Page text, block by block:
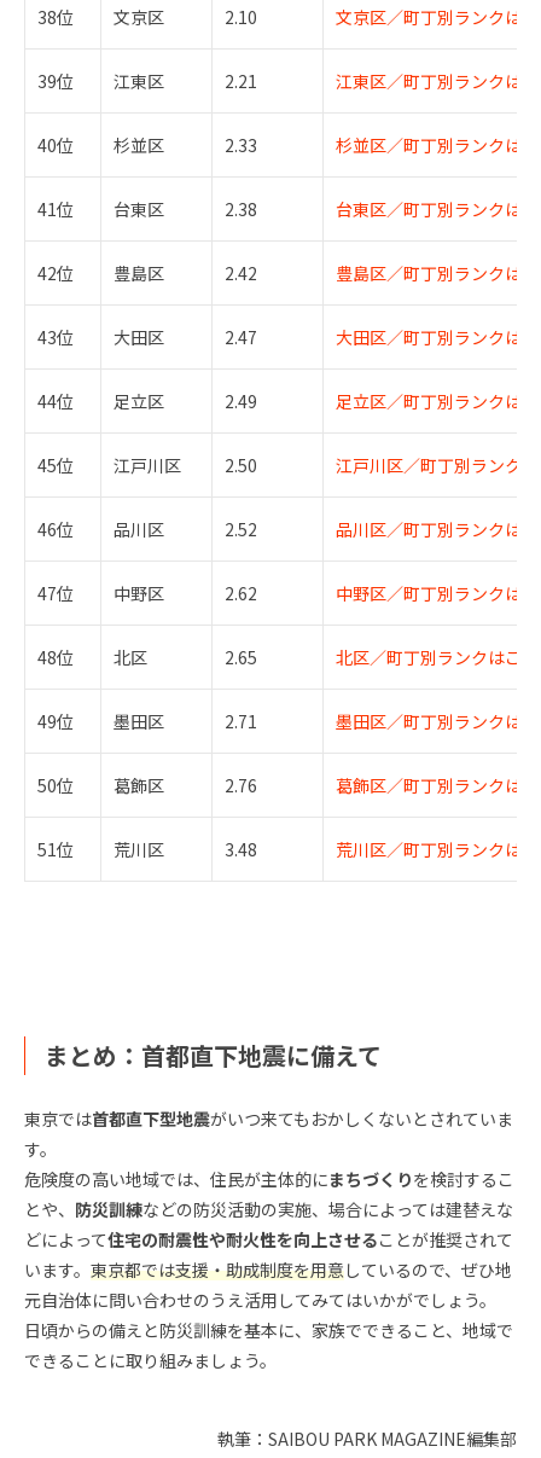
38位 文京区 2.10 文京区／町丁別ランクは
39位 江東区 2.21 江東区／町丁別ランクは
40位 杉並区 2.33 杉並区／町丁別ランクは
41位 台東区 2.38 台東区／町丁別ランクは
42位 豊島区 2.42 豊島区／町丁別ランクは
43位 大田区 2.47 大田区／町丁別ランクは
44位 足立区 2.49 足立区／町丁別ランクは
45位 江戸川区 2.50 江戸川区／町丁別ランク
46位 品川区 2.52 品川区／町丁別ランクは
47位 中野区 2.62 中野区／町丁別ランクは
48位 北区 2.65 北区／町丁別ランクはこ
49位 墨田区 2.71 墨田区／町丁別ランクは
50位 葛飾区 2.76 葛飾区／町丁別ランクは
51位 荒川区 3.48 荒川区／町丁別ランクは
まとめ：首都直下地震に備えて
東京では首都直下型地震がいつ来てもおかしくないとされていま
す。
危険度の高い地域では、住民が主体的にまちづくりを検討するこ
とや、 防災訓練などの防災活動の実施、場合によっては建替えな
どによって住宅の耐震性や耐火性を向上させることが推奨されて
います。 東京都では支援・助成制度を用意しているので、ぜひ地
元自治体に問い合わせのうえ活用してみてはいかがでしょう。
日頃からの備えと防災訓練を基本に、家族でできること、地域で
できることに取り組みましょう。
執筆：SAIBOU PARK MAGAZINE編集部